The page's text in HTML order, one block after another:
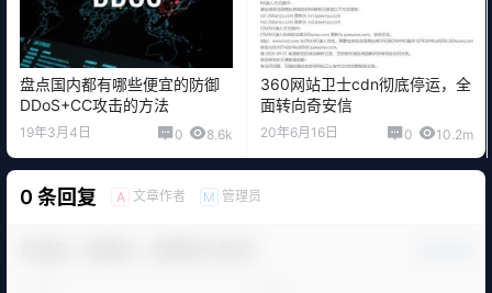
盘点国内都有哪些便宜的防御
DDoS+CC攻击的方法
19年3月4日 0 8.6k
360网站卫士cdn彻底停运，全
面转向奇安信
20年6月16日 0 10.2m
0 条回复 A 文章作者 M 管理员